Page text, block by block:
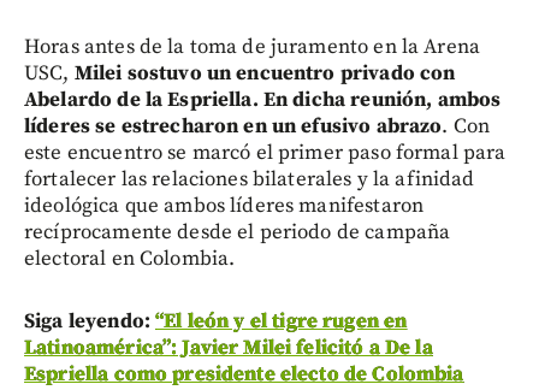
Horas antes de la toma de juramento en la Arena
USC, Milei sostuvo un encuentro privado con
Abelardo de la Espriella. En dicha reunión, ambos
líderes se estrecharon en un efusivo abrazo. Con
este encuentro se marcó el primer paso formal para
fortalecer las relaciones bilaterales y la afinidad
ideológica que ambos líderes manifestaron
recíprocamente desde el periodo de campaña
electoral en Colombia.
Siga leyendo:“El león y el tigre rugen en
Latinoamérica”: Javier Milei felicitó a De la
Espriella como presidente electo de Colombia